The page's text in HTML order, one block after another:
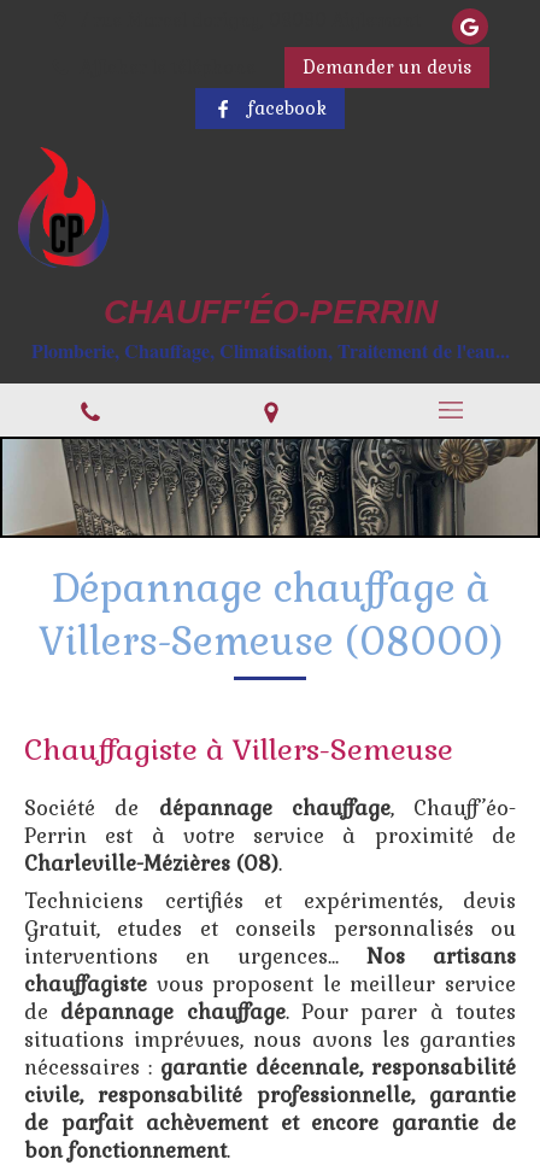
Demander un devis
facebook
CHAUFF'ÉO-PERRIN
Plomberie, Chauffage, Climatisation, Traitement de l'eau...
Dépannage chauffage à
Villers-Semeuse (08000)
Chauffagiste à Villers-Semeuse
Société de dépannage chauffage, Chauff’éo-
Perrin est à votre service à proximité de
Charleville-Mézières (08).
Techniciens certifiés et expérimentés, devis
Gratuit, etudes et conseils personnalisés ou
interventions en urgences... Nos artisans
chauffagiste vous proposent le meilleur service
de dépannage chauffage. Pour parer à toutes
situations imprévues, nous avons les garanties
nécessaires : garantie décennale, responsabilité
civile, responsabilité professionnelle, garantie
de parfait achèvement et encore garantie de
bon fonctionnement.